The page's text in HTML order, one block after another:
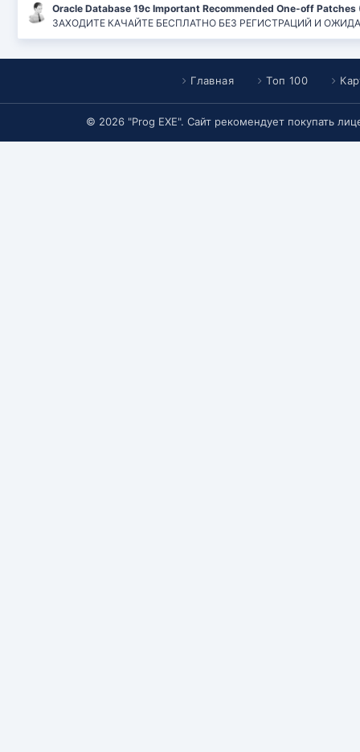
Oracle Database 19c Important Recommended One-off Patches
ЗАХОДИТЕ КАЧАЙТЕ БЕСПЛАТНО БЕЗ РЕГИСТРАЦИЙ И
Главная Топ 100
© 2026 "Prog EXE". Сайт рекомендует покупать